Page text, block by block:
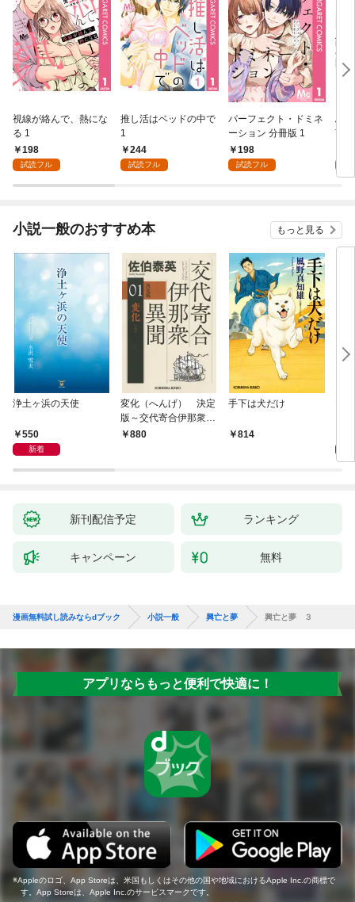
視線が絡んで、熱にな
る 1
198
試読フル
推し活はベッドの中で
1
244
試読フル
パーフェクト・ドミネ
ーション 分冊版 1
198
試読フル
ふ
言
小説一般のおすすめ本 もっと見る
浄土ヶ浜の天使
550
新着
変化（へんげ） 決定
版～交代寄合伊那衆異
聞（1）～
880
手下は犬だけ
814
新刊配信予定 ランキング
キャンペーン 無料
漫画無料試し読みならdブック 小説一般 興亡と夢 興亡と夢 ３
アプリならもっと便利で快適に！
Appleのロゴ、App Storeは、米国もしくはその他の国や地域におけるApple Inc.の商標で
す。App Storeは、Apple Inc.のサービスマークです。